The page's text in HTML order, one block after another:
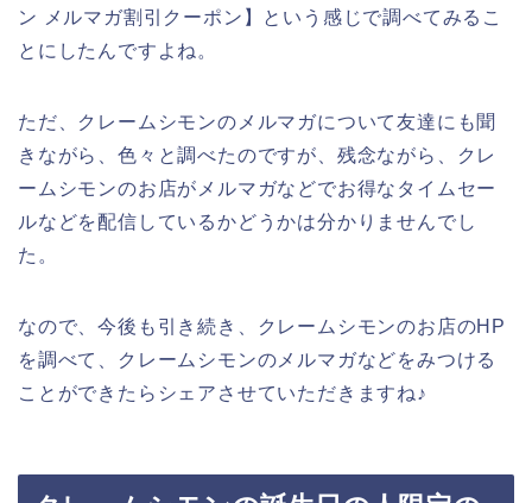
ン メルマガ割引クーポン】という感じで調べてみるこ
とにしたんですよね。
ただ、クレームシモンのメルマガについて友達にも聞
きながら、色々と調べたのですが、残念ながら、クレ
ームシモンのお店がメルマガなどでお得なタイムセー
ルなどを配信しているかどうかは分かりませんでし
た。
なので、今後も引き続き、クレームシモンのお店のHP
を調べて、クレームシモンのメルマガなどをみつける
ことができたらシェアさせていただきますね♪